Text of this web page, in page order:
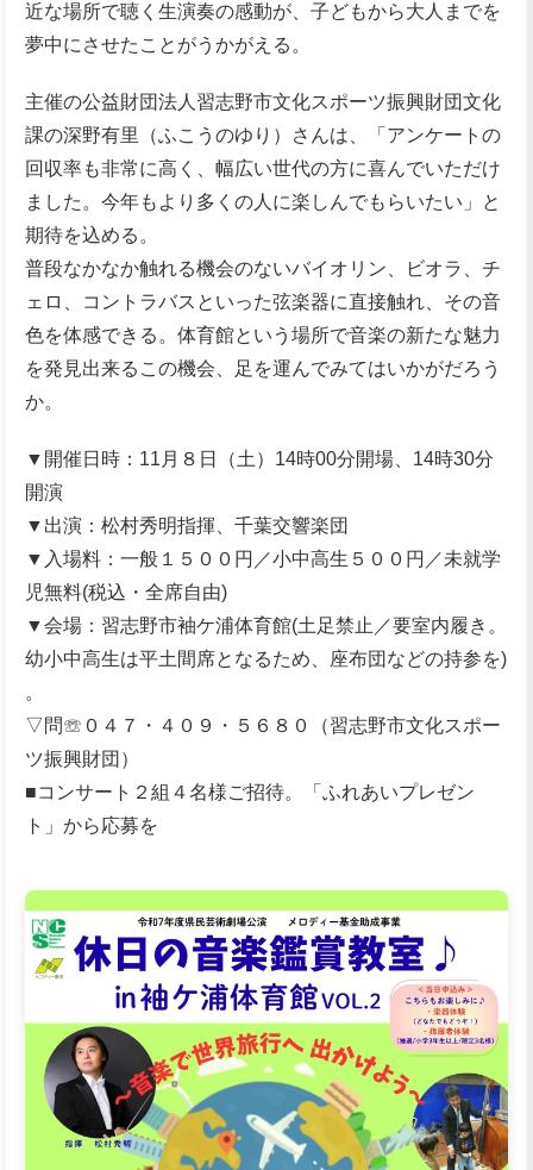
近な場所で聴く⽣演奏の感動が、⼦どもから⼤⼈までを
夢中にさせたことがうかがえる。
主催の公益財団法⼈習志野市⽂化スポーツ振興財団⽂化
課の深野有⾥（ふこうのゆり）さんは、「アンケートの
回収率も⾮常に⾼く、幅広い世代の⽅に喜んでいただけ
ました。今年もより多くの⼈に楽しんでもらいたい」と
期待を込める。
普段なかなか触れる機会のないバイオリン、ビオラ、チ
ェロ、コントラバスといった弦楽器に直接触れ、その⾳
⾊を体感できる。体育館という場所で⾳楽の新たな魅⼒
を発⾒出来るこの機会、⾜を運んでみてはいかがだろう
か。
▼開催日時：11⽉８⽇（⼟）14時00分開場、14時30分
開演
▼出演：松村秀明指揮、千葉交響楽団
▼⼊場料：⼀般１５００円／⼩中⾼⽣５００円／未就学
児無料(税込・全席⾃由)
▼会場：習志野市袖ケ浦体育館(⼟⾜禁⽌／要室内履き。
幼⼩中⾼⽣は平⼟間席となるため、座布団などの持参を)
。
▽問☏０４７・４０９・５６８０（習志野市文化スポー
ツ振興財団）
■コンサート２組４名様ご招待。「ふれあいプレゼン
ト」から応募を